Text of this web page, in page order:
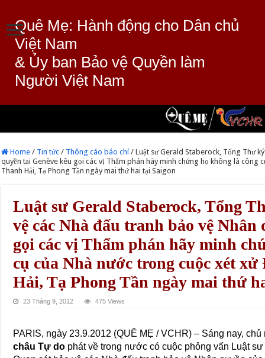
Quê Mẹ: Hành động cho Dân chủ
Việt Nam
& Ủy ban Bảo vệ Quyền làm
Người Việt Nam
Home / Tin tức / Thông cáo báo chí / Luật sư Gerald Staberock, Tổng Thư
quyền tại Genève kêu gọi các vị Thẩm phán hãy minh chứng họ không là công
Thanh Hải, Tạ Phong Tần ngày mai thứ hai tại Saigon
Luật sư Gerald Staberock, Tổng
vệ các Nhà đấu tranh bảo vệ Nhân
gọi các vị Thẩm phán hãy minh
cụ của Nhà nước trong cuộc xét
Hải, Tạ Phong Tần ngày mai thứ
23 Tháng 9, 2012 475 Views
PARIS, ngày 23.9.2012 (QUÊ MẸ / VCHR) – Sáng nay,
châu Tự do phát về trong nước có cuộc phỏng vấn Luật